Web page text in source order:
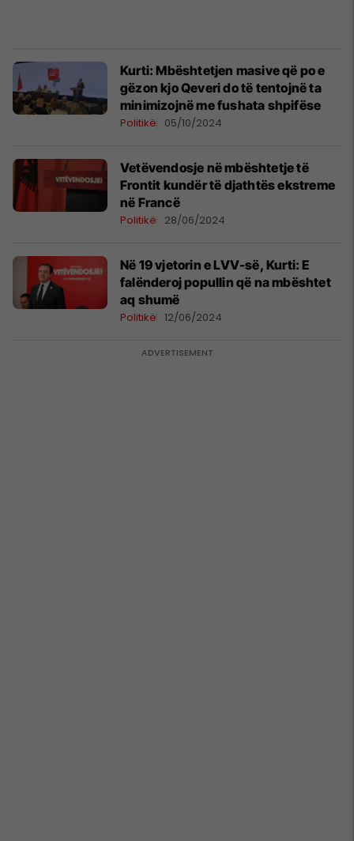
Kurti: Mbështetjen masive që po e
gëzon kjo Qeveri do të tentojnë ta
minimizojnë me fushata shpifëse
Politikë 05/10/2024
Vetëvendosje në mbështetje të
Frontit kundër të djathtës ekstreme
në Francë
Politikë 28/06/2024
Në 19 vjetorin e LVV-së, Kurti: E
falënderoj popullin që na mbështet
aq shumë
Politikë 12/06/2024